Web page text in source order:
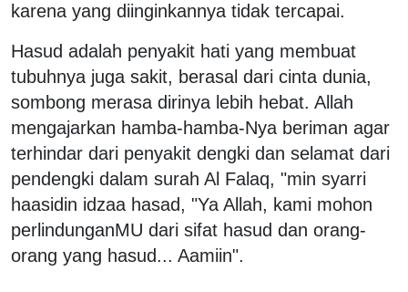
karena yang diinginkannya tidak tercapai.
Hasud adalah penyakit hati yang membuat
tubuhnya juga sakit, berasal dari cinta dunia,
sombong merasa dirinya lebih hebat. Allah
mengajarkan hamba-hamba-Nya beriman agar
terhindar dari penyakit dengki dan selamat dari
pendengki dalam surah Al Falaq, "min syarri
haasidin idzaa hasad, "Ya Allah, kami mohon
perlindunganMU dari sifat hasud dan orang-
orang yang hasud... Aamiin".